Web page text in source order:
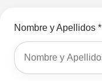
Nombre y Apellidos *